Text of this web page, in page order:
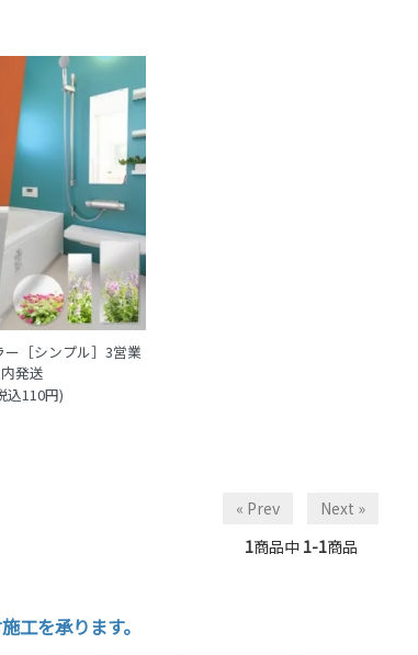
［シンプル］3営業
発送
込110円)
« Prev
Next »
1商品中 1-1商品
工を承ります。